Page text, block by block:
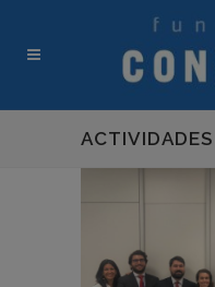
ACTIVIDADES